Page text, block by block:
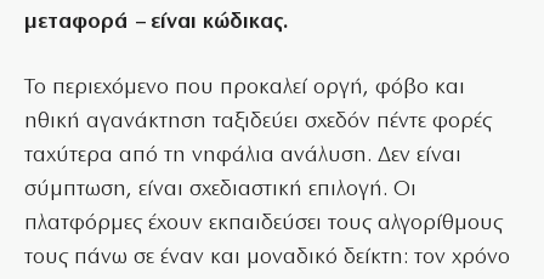
μεταφορά – είναι κώδικας.
Το περιεχόμενο που προκαλεί οργή, φόβο και
ηθική αγανάκτηση ταξιδεύει σχεδόν πέντε φορές
ταχύτερα από τη νηφάλια ανάλυση. Δεν είναι
σύμπτωση, είναι σχεδιαστική επιλογή. Οι
πλατφόρμες έχουν εκπαιδεύσει τους αλγορίθμους
τους πάνω σε έναν και μοναδικό δείκτη: τον χρόνο